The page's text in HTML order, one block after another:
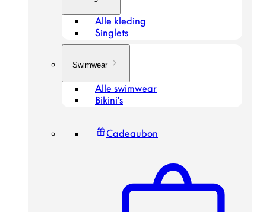
Alle kleding
Singlets
Swimwear
Alle swimwear
Bikini's
Cadeaubon